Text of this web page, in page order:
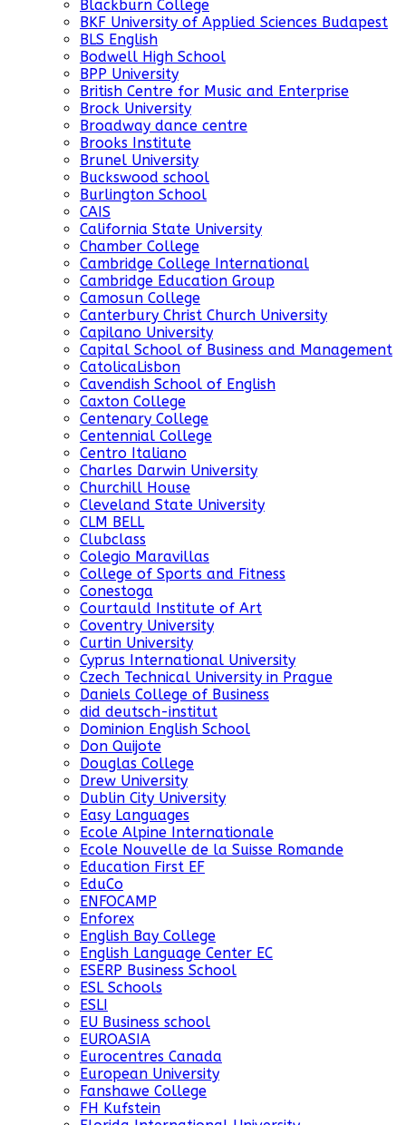
Blackburn College
BKF University of Applied Sciences Budapest
BLS English
Bodwell High School
BPP University
British Centre for Music and Enterprise
Brock University
Broadway dance centre
Brooks Institute
Brunel University
Buckswood school
Burlington School
CAIS
California State University
Chamber College
Cambridge College International
Cambridge Education Group
Camosun College
Canterbury Christ Church University
Capilano University
Capital School of Business and Management
CatolicaLisbon
Cavendish School of English
Caxton College
Centenary College
Centennial College
Centro Italiano
Charles Darwin University
Churchill House
Cleveland State University
CLM BELL
Clubclass
Colegio Maravillas
College of Sports and Fitness
Conestoga
Courtauld Institute of Art
Coventry University
Curtin University
Cyprus International University
Czech Technical University in Prague
Daniels College of Business
did deutsch-institut
Dominion English School
Don Quijote
Douglas College
Drew University
Dublin City University
Easy Languages
Ecole Alpine Internationale
Ecole Nouvelle de la Suisse Romande
Education First EF
EduCo
ENFOCAMP
Enforex
English Bay College
English Language Center EC
ESERP Business School
ESL Schools
ESLI
EU Business school
EUROASIA
Eurocentres Canada
European University
Fanshawe College
FH Kufstein